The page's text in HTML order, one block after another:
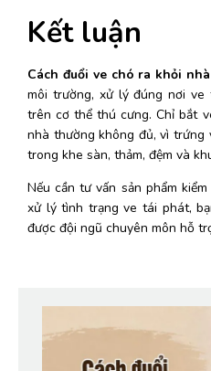
Kết luận
Cách đuổi ve chó ra khỏi nhà
môi trường, xử lý đúng nơi
trên cơ thể thú cưng. Chỉ bắt
nhà thường không đủ, vì
trong khe sàn, thảm, đệm và
Nếu cần tư vấn sản phẩm
xử lý tình trạng ve tái phát,
được đội ngũ chuyên môn hỗ